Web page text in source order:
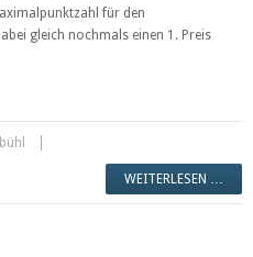
für den
gleich nochmals einen 1. Preis
WEITERLESEN …